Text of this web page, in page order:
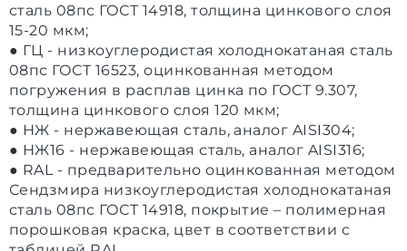
сталь 08пс ГОСТ 14918, толщина цинкового слоя
15-20 мкм;
● ГЦ - низкоуглеродистая холоднокатаная сталь
08пс ГОСТ 16523, оцинкованная методом
погружения в расплав цинка по ГОСТ 9.307,
толщина цинкового слоя 120 мкм;
● НЖ - нержавеющая сталь, аналог AISI304;
● НЖ16 - нержавеющая сталь, аналог AISI316;
● RAL - предварительно оцинкованная методом
Сендзмира низкоуглеродистая холоднокатаная
сталь 08пс ГОСТ 14918, покрытие – полимерная
порошковая краска, цвет в соответствии с